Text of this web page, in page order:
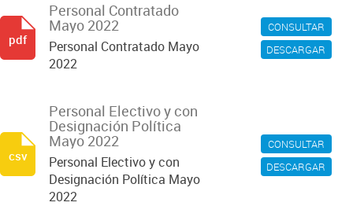
CONSULTAR
DESCARGAR
Personal Contratado
Mayo 2022
Personal Contratado Mayo
2022
pdf
CONSULTAR
DESCARGAR
Personal Electivo y con
Designación Política
Mayo 2022
Personal Electivo y con
Designación Política Mayo
2022
csv